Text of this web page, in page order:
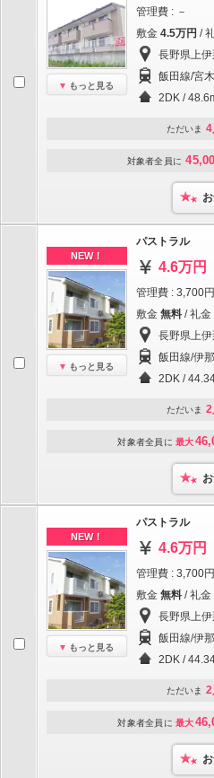
もっと見る
管理費 : －
敷金 4.5万円 /
長野県上
飯田線/宮
2DK /
ただいま 4
対象者全員に
NEW！
もっと見る
パストラル
4.6万円
管理費 : 3,700円
敷金 無料 / 礼金
長野県上
飯田線/伊
2DK /
ただいま 2
対象者全員に 最大
NEW！
もっと見る
パストラル
4.6万円
管理費 : 3,700円
敷金 無料 / 礼金
長野県上
飯田線/伊
2DK /
ただいま 2
対象者全員に 最大